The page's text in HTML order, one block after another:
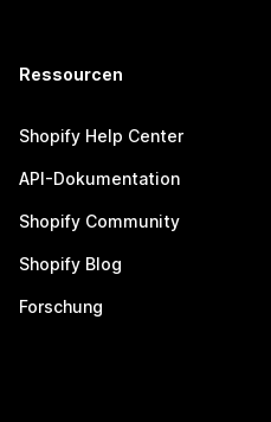
Ressourcen
Shopify Help Center
API-Dokumentation
Shopify Community
Shopify Blog
Forschung